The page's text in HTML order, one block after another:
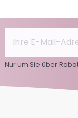
Nur um Sie über